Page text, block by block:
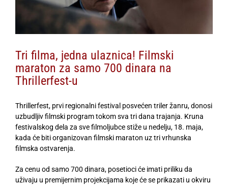
Tri filma, jedna ulaznica! Filmski
maraton za samo 700 dinara na
Thrillerfest-u
Thrillerfest, prvi regionalni festival posvećen triler žanru, donosi
uzbudljiv filmski program tokom sva tri dana trajanja. Kruna
festivalskog dela za sve filmoljubce stiže u nedelju, 18. maja,
kada će biti organizovan filmski maraton uz tri vrhunska
filmska ostvarenja.
Za cenu od samo 700 dinara, posetioci će imati priliku da
uživaju u premijernim projekcijama koje će se prikazati u okviru